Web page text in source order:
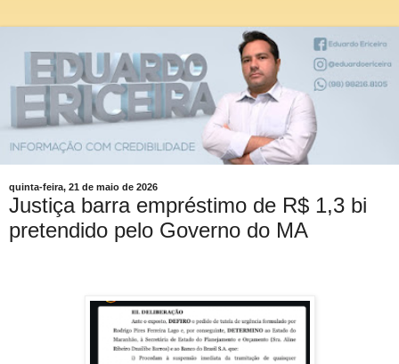
quinta-feira, 21 de maio de 2026
Justiça barra empréstimo de R$ 1,3 bi
pretendido pelo Governo do MA